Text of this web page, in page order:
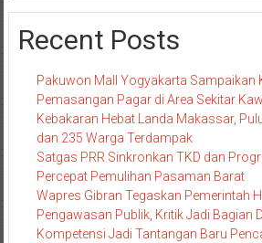
Recent Posts
Pakuwon Mall Yogyakarta Sampaikan
Pemasangan Pagar di Area Sekitar
Kebakaran Hebat Landa Makassar,
dan 235 Warga Terdampak
Satgas PRR Sinkronkan TKD dan
Percepat Pemulihan Pasaman Barat
Wapres Gibran Tegaskan Pemerintah
Pengawasan Publik, Kritik Jadi Bagian
Kompetensi Jadi Tantangan Baru